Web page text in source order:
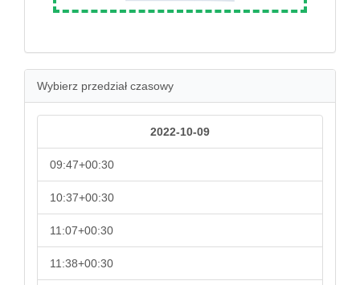
Wybierz przedział czasowy
2022-10-09
09:47+00:30
10:37+00:30
11:07+00:30
11:38+00:30